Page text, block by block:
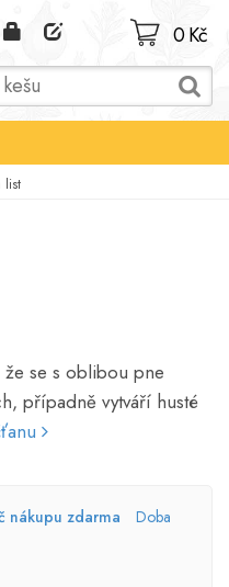
0 Kč
list
se s oblibou pne
případně vytváří husté
nákupu zdarma
Doba